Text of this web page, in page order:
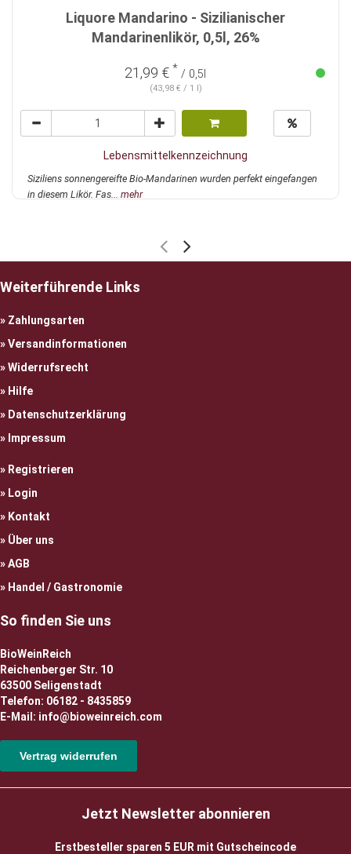
Liquore Mandarino - Sizilianischer
Mandarinenlikör, 0,5l, 26%
21,99 € * / 0,5l
(43,98 € / 1 l)
Lebensmittelkennzeichnung
Siziliens sonnengereifte Bio-Mandarinen wurden perfekt eingefangen
in diesem Likör. Fas... mehr
Weiterführende Links
Zahlungsarten
Versandinformationen
Widerrufsrecht
Hilfe
Datenschutzerklärung
Impressum
Registrieren
Login
Kontakt
Über uns
AGB
Handel / Gastronomie
So finden Sie uns
BioWeinReich
Reichenberger Str. 10
63500 Seligenstadt
Telefon: 06182 - 8435859
E-Mail: info@bioweinreich.com
Vertrag widerrufen
Jetzt Newsletter abonnieren
Erstbesteller sparen 5 EUR mit Gutscheincode